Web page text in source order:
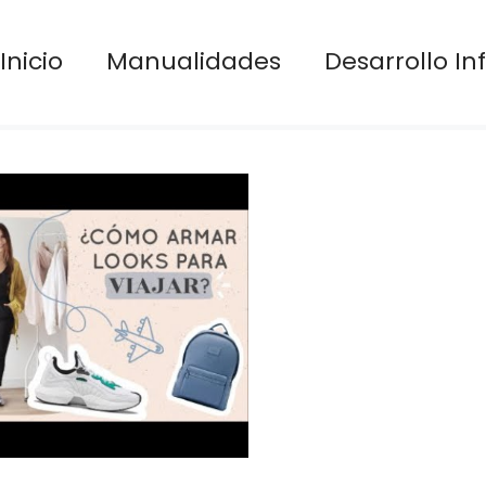
Inicio Manualidades Desarrollo